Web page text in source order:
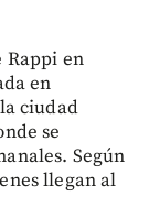
Rappi en
en
ciudad
se
Según
llegan al